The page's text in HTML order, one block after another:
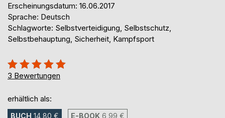
Erscheinungsdatum: 16.06.2017
Sprache: Deutsch
Schlagworte: Selbstverteidigung, Selbstschutz,
Selbstbehauptung, Sicherheit, Kampfsport
Bewertung::
100%
3 Bewertungen
erhältlich als:
BUCH 14,80 € E-BOOK 6,99 €